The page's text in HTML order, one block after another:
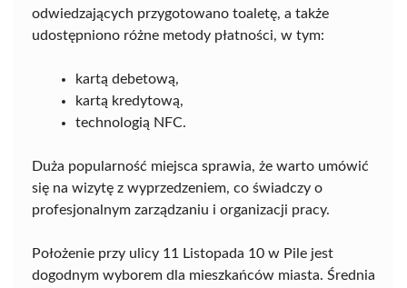
odwiedzających przygotowano toaletę, a także
udostępniono różne metody płatności, w tym:
kartą debetową,
kartą kredytową,
technologią NFC.
Duża popularność miejsca sprawia, że warto umówić
się na wizytę z wyprzedzeniem, co świadczy o
profesjonalnym zarządzaniu i organizacji pracy.
Położenie przy ulicy 11 Listopada 10 w Pile jest
dogodnym wyborem dla mieszkańców miasta. Średnia